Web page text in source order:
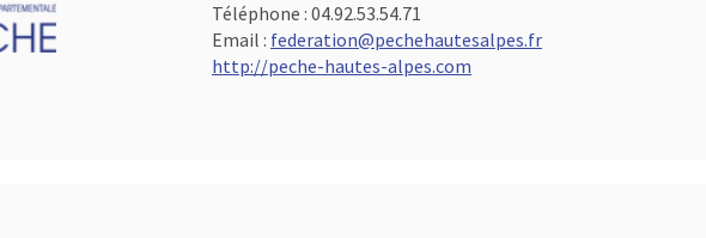
Téléphone : 04.92.53.54.71
Email : federation@pechehautesalpes.fr
http://peche-hautes-alpes.com